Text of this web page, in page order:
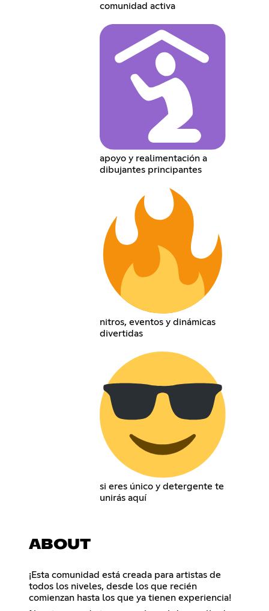
comunidad activa
apoyo y realimentación a
dibujantes principantes
nitros, eventos y dinámicas
divertidas
si eres único y detergente te
unirás aquí
ABOUT
¡Esta comunidad está creada para artistas de
todos los niveles, desde los que recién
comienzan hasta los que ya tienen experiencia!